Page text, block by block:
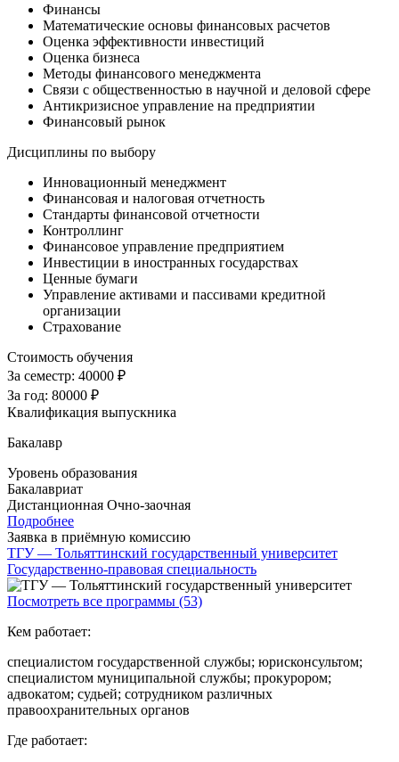
Финансы
Математические основы финансовых расчетов
Оценка эффективности инвестиций
Оценка бизнеса
Методы финансового менеджмента
Связи с общественностью в научной и деловой сфере
Антикризисное управление на предприятии
Финансовый рынок
Дисциплины по выбору
Инновационный менеджмент
Финансовая и налоговая отчетность
Стандарты финансовой отчетности
Контроллинг
Финансовое управление предприятием
Инвестиции в иностранных государствах
Ценные бумаги
Управление активами и пассивами кредитной
организации
Страхование
Стоимость обучения
За семестр: 40000 ₽
За год: 80000 ₽
Квалификация выпускника
Бакалавр
Уровень образования
Бакалавриат
Дистанционная Очно-заочная
Подробнее
Заявка в приёмную комиссию
ТГУ — Тольяттинский государственный университет
Государственно-правовая специальность
Посмотреть все программы (53)
Кем работает:
специалистом государственной службы; юрисконсультом;
специалистом муниципальной службы; прокурором;
адвокатом; судьей; сотрудником различных
правоохранительных органов
Где работает: